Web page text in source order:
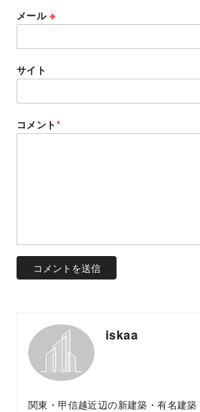
メール ※
サイト
コメント*
iskaa
関東・甲信越近辺の新建築・有名建